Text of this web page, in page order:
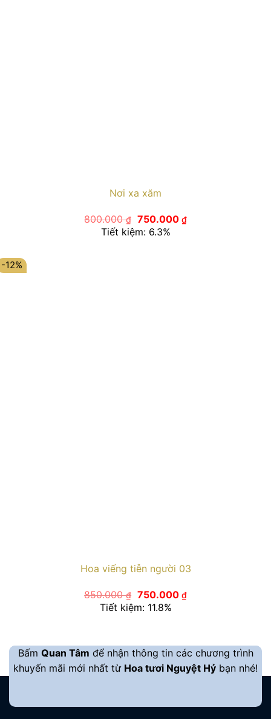
Nơi xa xăm
800.000₫ Giá
gốc
là:
750.000 ₫Giá
hiện
Tiết kiệm: 6.3%
-12%
Hoa viếng tiễn người 03
850.000₫ Giá
gốc
là:
750.000 ₫Giá
hiện
Tiết kiệm: 11.8%
Bấm Quan Tâm để nhận thông tin các chương trình
khuyến mãi mới nhất từ Hoa tươi Nguyệt Hỷ bạn nhé!